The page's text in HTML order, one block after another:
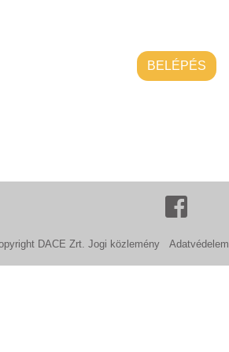
BELÉPÉS
DACE Zrt. Jogi közlemény Adatvédelem